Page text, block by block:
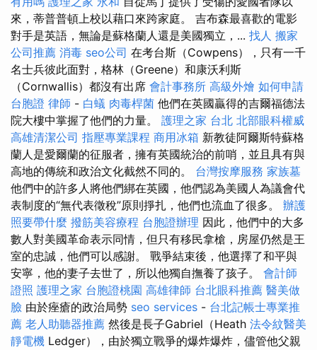
來，蒂普普頓上校以藉口來跨家庭。 吉布森最喜歡的電影
對手是英語，無論是蘇格蘭人還是美國獨立，... 找人 搬家
公司推薦 消毒 seo公司 在考台斯（Cowpens），只有一千
名士兵彼此面對，格林（Greene）和康沃利斯
（Cornwallis）都沒有出席 會計事務所 高級外燴 如何申請
台胞證 律師 - 白蟻 肉毒桿菌 他們在英國贏得的吉爾福德法
院大樓中掌握了他們的力量。 護理之家 台北 北部眼科權威
高雄清潔公司 指壓專業課程 商用冰箱 新教徒阿爾斯特蘇格
蘭人是愛爾蘭的征服者，擁有英國統治的前哨，並且具有與
高地的傳統和政治文化截然不同的。 台灣按摩服務 家族墓
他們中的許多人將他們綁在英國，他們認為美國人為議會代
表制度的“無代表徵稅”原則掙扎，他們也流血了很多。 辦護
照要帶什麼 撥筋美容療程 台胞證辦理 因此，他們中的大多
數人對美國革命表示同情，但只有移民拿槍，房屋仍然是王
室的忠誠，他們可以感謝。 戰爭結束後，他選擇了和平與
安寧，他的妻子去世了，所以他獨自撫養了孩子。 會計師
證照 護理之家 台胞證桃園 高雄律師 台北眼科推薦 醫美做
臉 由於痤瘡的政治局勢 seo services - 台北記帳士專業推
薦 老人助聽器推薦 然後是長子Gabriel（Heath 法令紋醫美
靜電機 Ledger），由於獨立戰爭的爆炸爆炸，儘管他父親